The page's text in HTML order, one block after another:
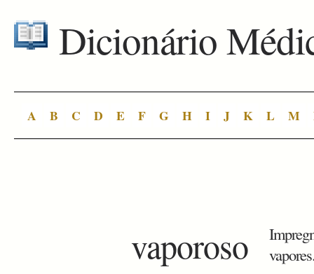
Dicionário
A B C D E F G H I J K L M
vaporoso